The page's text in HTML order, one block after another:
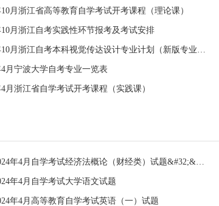
10月浙江省高等教育自学考试开考课程（理论课）
10月浙江自考实践性环节报考及考试安排
2024年10月浙江自考本科视觉传达设计专业计划（新版专业计划）
4月宁波大学自考专业一览表
4月浙江省自学考试开考课程（实践课）
全国2024年4月自学考试经济法概论（财经类）试题&#32;&#32;
年4月自学考试大学语文试题
年4月高等教育自学考试英语（一）试题